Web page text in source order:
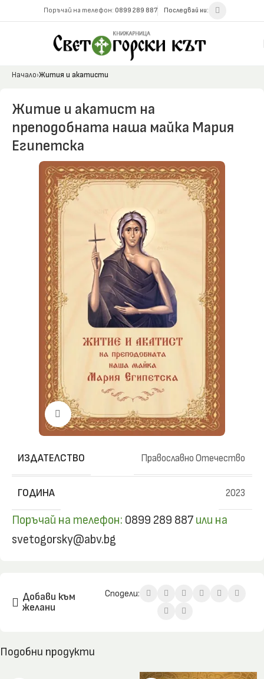
Поръчай на телефон: 0899 289 887 Последвай ни:
Начало Жития и акатисти
Житие и акатист на
преподобната наша майка Мария
Египетска
Click to enlarge
ИЗДАТЕЛСТВО Православно Отечество
ГОДИНА 2023
Поръчай на телефон: 0899 289 887 или на
svetogorsky@abv.bg
Добави към
желани
Сподели:
Подобни продукти